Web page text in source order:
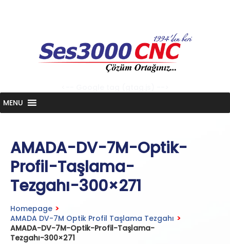
content
MENU
AMADA-DV-7M-Optik-
Profil-Taşlama-
Tezgahı-300×271
Homepage >
AMADA DV-7M Optik Profil Taşlama Tezgahı >
AMADA-DV-7M-Optik-Profil-Taşlama-
Tezgahı-300×271